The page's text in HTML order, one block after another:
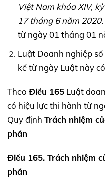
Việt Nam khóaXIV,
17 tháng 6 năm 2020.
từ ngày 01 tháng 01
Luật Doanh nghiệp
kể từ ngày Luật này
Theo Điều 165 Luật
có hiệu lực thi hành từ
Quy định Trách nhiệm
phần
Điều 165. Trách nhiệm
phần